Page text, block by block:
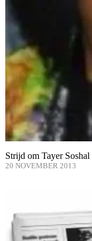
Strijd om Tayer Soshal
20 NOVEMBER 2013